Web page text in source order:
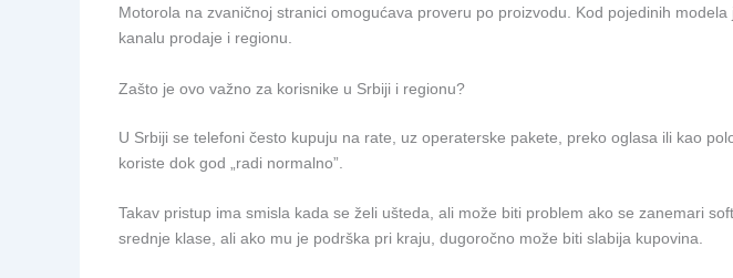
Motorola na zvaničnoj stranici omogućava proveru po proizvodu. Kod pojedinih
kanalu prodaje i regionu.
Zašto je ovo važno za korisnike u Srbiji i regionu?
U Srbiji se telefoni često kupuju na rate, uz operaterske pakete, preko oglasa ili kao
koriste dok god „radi normalno”.
Takav pristup ima smisla kada se želi ušteda, ali može biti problem ako se zanemari
srednje klase, ali ako mu je podrška pri kraju, dugoročno može biti slabija kupovina.